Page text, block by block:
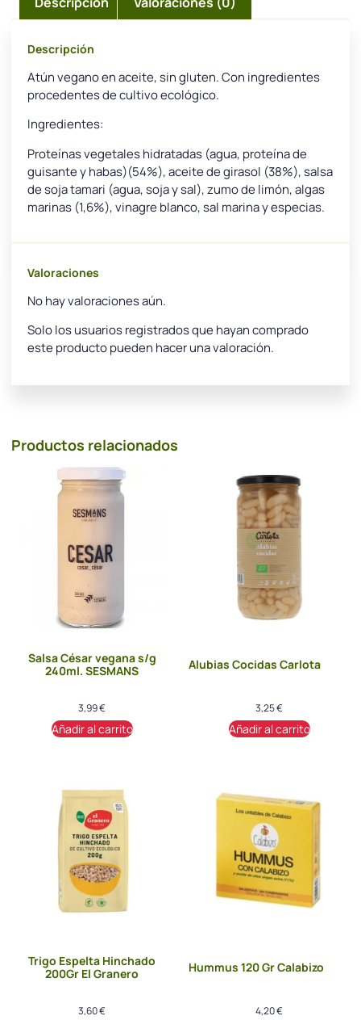
Descripción
Atún vegano en aceite, sin gluten. Con ingredientes
procedentes de cultivo ecológico.
Ingredientes:
Proteínas vegetales hidratadas (agua, proteína de
guisante y habas)(54%), aceite de girasol (38%), salsa
de soja tamari (agua, soja y sal), zumo de limón, algas
marinas (1,6%), vinagre blanco, sal marina y especias.
Valoraciones
No hay valoraciones aún.
Solo los usuarios registrados que hayan comprado
este producto pueden hacer una valoración.
Productos relacionados
Salsa César vegana s/g
240ml. SESMANS
3,99€
Añadir al carrito
Alubias Cocidas Carlota
3,25€
Añadir al carrito
Trigo Espelta Hinchado
200Gr El Granero
3,60€
Hummus 120 Gr Calabizo
4,20€